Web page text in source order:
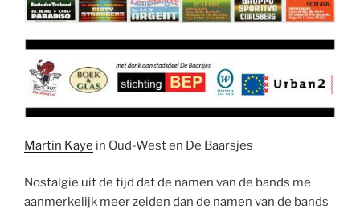
Martin Kaye in Oud-West en De Baarsjes
Nostalgie uit de tijd dat de namen van de bands me
aanmerkelijk meer zeiden dan de namen van de bands